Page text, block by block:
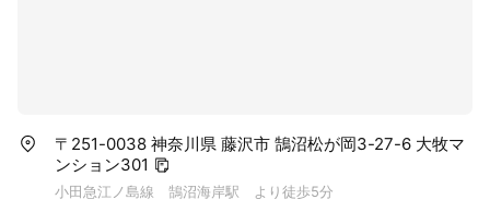
〒251-0038 神奈川県 藤沢市 鵠沼松が岡3-27-6 大牧マ
ンション301
小田急江ノ島線 鵠沼海岸駅 より徒歩5分